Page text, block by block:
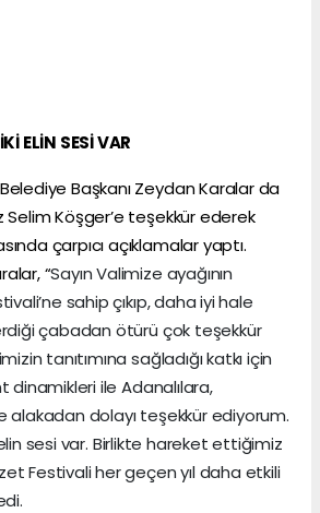
ELİN SESİ VAR
Başkanı Zeydan Karalar da
Selim Köşger’e teşekkür ederek
çarpıcı açıklamalar yaptı.
“Sayın Valimize ayağının
sahip çıkıp, daha iyi hale
çabadan ötürü çok teşekkür
tanıtımına sağladığı katkı için
dinamikleri ile Adanalılara,
alakadan dolayı teşekkür ediyorum.
sesi var. Birlikte hareket ettiğimiz
Festivali her geçen yıl daha etkili